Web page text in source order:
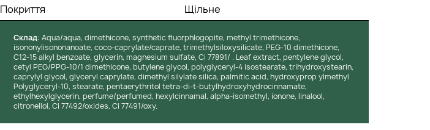
Покриття
Щільне
Cклад: Aqua/aqua, dimethicone, synthetic fluorphlogopite, methyl trimethicone,
isononylisononanoate, coco-caprylate/caprate, trimethylsiloxysilicate, PEG-10 dimethicone,
C12-15 alkyl benzoate, glycerin, magnesium sulfate, Ci 77891/ . Leaf extract, pentylene glycol,
cetyl PEG/PPG-10/1 dimethicone, butylene glycol, polyglyceryl-4 isostearate, trihydroxystearin,
caprylyl glycol, glyceryl caprylate, dimethyl silylate silica, palmitic acid, hydroxyprop ylmethyl
Polyglyceryl-10, stearate, pentaerythritol tetra-di-t-butylhydroxyhydrocinnamate,
ethylhexylglycerin, perfume/perfumed, hexylcinnamal, alpha-isomethyl, ionone, linalool,
citronellol, Ci 77492/oxides, Ci 77491/oxy.